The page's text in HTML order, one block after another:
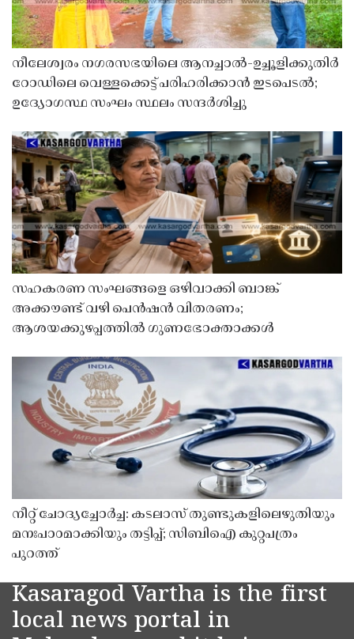
നീലേശ്വരം നഗരസഭയിലെ ആനച്ചാൽ-ഉച്ചൂളിക്കുതിർ
റോഡിലെ വെള്ളക്കെട്ട് പരിഹരിക്കാൻ ഇടപെടൽ;
ഉദ്യോഗസ്ഥ സംഘം സ്ഥലം സന്ദർശിച്ചു
സഹകരണ സംഘങ്ങളെ ഒഴിവാക്കി ബാങ്ക്
അക്കൗണ്ട് വഴി പെൻഷൻ വിതരണം;
ആശയക്കുഴപ്പത്തിൽ ഗുണഭോക്താക്കൾ
നീറ്റ് ചോദ്യച്ചോർച്ച: കടലാസ് തുണ്ടുകളിലെഴുതിയും
മനഃപാഠമാക്കിയും തട്ടിപ്പ്; സിബിഐ കുറ്റപത്രം
പുറത്ത്
Kasaragod Vartha is the first
local news portal in